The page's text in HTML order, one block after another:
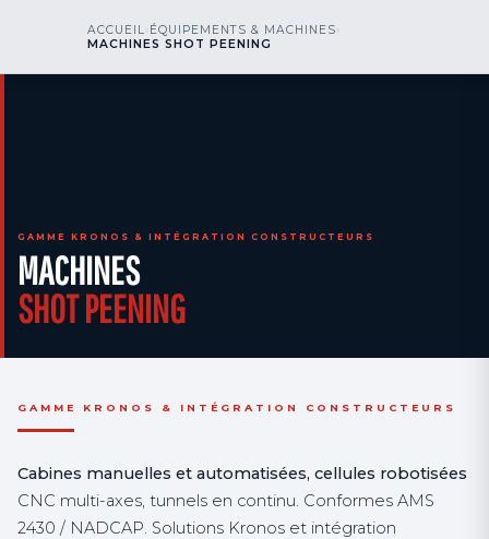
nos
engineering
NOUS APPELER AOG 24/7
GAMME KRONOS & INTÉGRATION CONSTRUCTEURS
MACHINES
SHOT PEENING
ACCUEIL ÉQUIPEMENTS & MACHINES
MACHINES SHOT PEENING
GAMME KRONOS & INTÉGRATION CONSTRUCTEURS
Cabines manuelles et automatisées, cellules robotisées
CNC multi-axes, tunnels en continu. Conformes AMS
2430 / NADCAP. Solutions Kronos et intégration